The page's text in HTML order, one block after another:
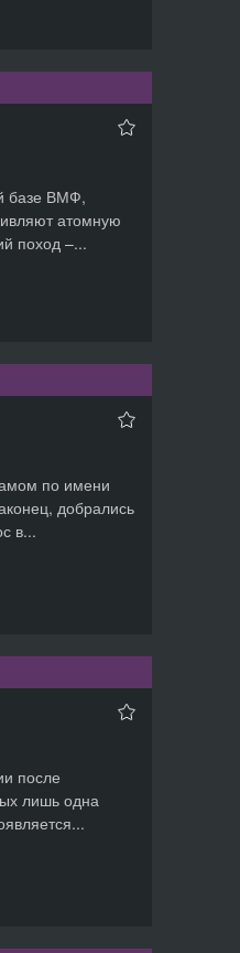
базе ВМФ,
атомную
поход –...
по имени
добрались
в...
после
лишь одна